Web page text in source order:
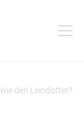
den Leindotter?